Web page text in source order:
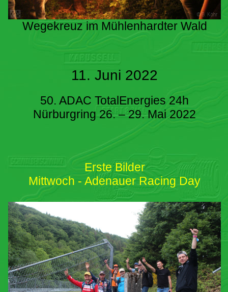
Wegekreuz im Mühlenhardter Wald
11. Juni 2022
50. ADAC TotalEnergies 24h
Nürburgring 26. – 29. Mai 2022
Erste Bilder
Mittwoch - Adenauer Racing Day